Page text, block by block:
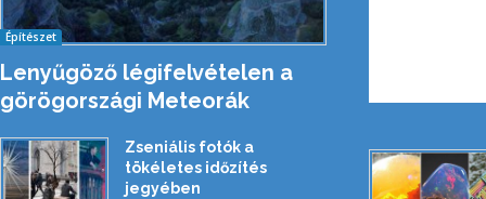
Építészet
Lenyűgöző légifelvételen a
görögországi Meteorák
Zseniális fotók a
tökéletes időzítés
jegyében